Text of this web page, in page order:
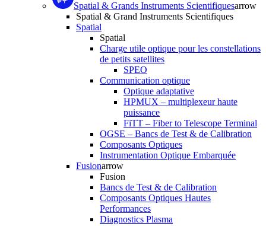
Spatial & Grands Instruments Scientifiquesarrow
Spatial & Grand Instruments Scientifiques
Spatial
Spatial
Charge utile optique pour les constellations
de petits satellites
SPEO
Communication optique
Optique adaptative
HPMUX – multiplexeur haute
puissance
FiTT – Fiber to Telescope Terminal
OGSE – Bancs de Test & de Calibration
Composants Optiques
Instrumentation Optique Embarquée
Fusionarrow
Fusion
Bancs de Test & de Calibration
Composants Optiques Hautes
Performances
Diagnostics Plasma